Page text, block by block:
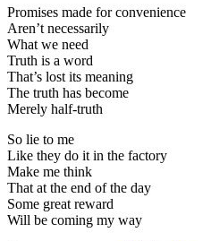
Promises made for convenience
Aren’t necessarily
What we need
Truth is a word
That’s lost its meaning
The truth has become
Merely half-truth
So lie to me
Like they do it in the factory
Make me think
That at the end of the day
Some great reward
Will be coming my way